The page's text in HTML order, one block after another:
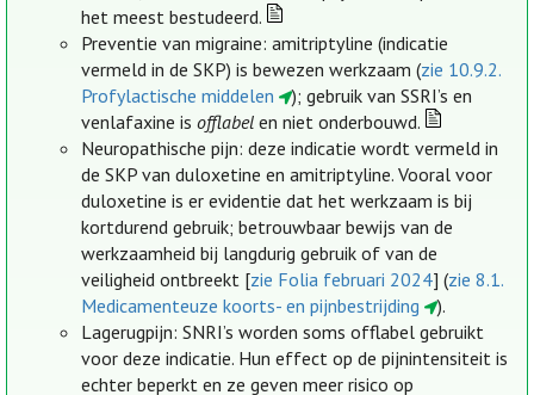
het meest bestudeerd.
Preventie van migraine: amitriptyline (indicatie
vermeld in de SKP) is bewezen werkzaam (zie 10.9.2.
Profylactische middelen
); gebruik van SSRI’s en
venlafaxine isofflabel en niet onderbouwd.
Neuropathische pijn: deze indicatie wordt vermeld in
de SKP van duloxetine en amitriptyline. Vooral voor
duloxetine is er evidentie dat het werkzaam is bij
kortdurend gebruik; betrouwbaar bewijs van de
werkzaamheid bij langdurig gebruik of van de
veiligheid ontbreekt [zie Folia februari 2024] (zie 8.1.
Medicamenteuze koorts- en pijnbestrijding
).
Lagerugpijn: SNRI’s worden soms offlabel gebruikt
voor deze indicatie. Hun effect op de pijnintensiteit is
echter beperkt en ze geven meer risico op